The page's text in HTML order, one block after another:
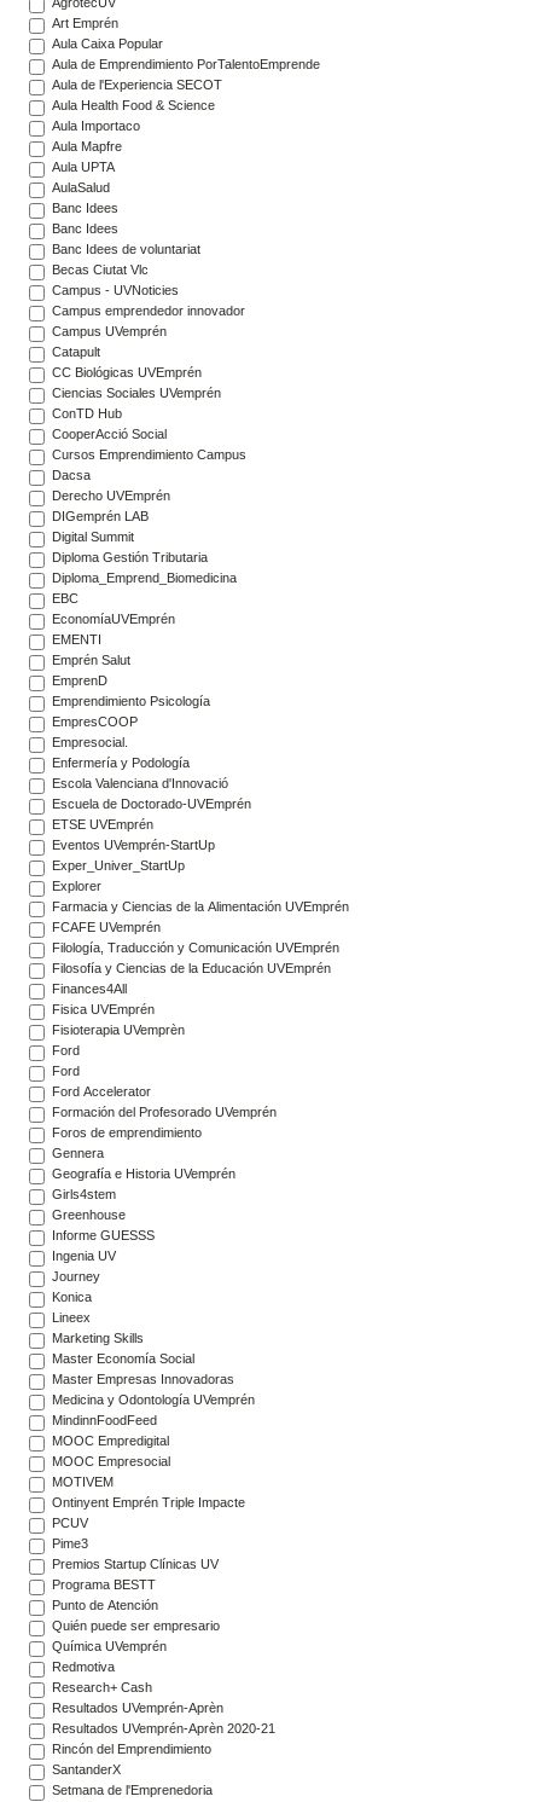
Art Emprén
Aula Caixa Popular
Aula de Emprendimiento PorTalentoEmprende
Aula de l'Experiencia SECOT
Aula Health Food & Science
Aula Importaco
Aula Mapfre
Aula UPTA
AulaSalud
Banc Idees
Banc Idees
Banc Idees de voluntariat
Becas Ciutat Vlc
Campus - UVNoticies
Campus emprendedor innovador
Campus UVemprén
Catapult
CC Biológicas UVEmprén
Ciencias Sociales UVemprén
ConTD Hub
CooperAcció Social
Cursos Emprendimiento Campus
Dacsa
Derecho UVEmprén
DIGemprén LAB
Digital Summit
Diploma Gestión Tributaria
Diploma_Emprend_Biomedicina
EBC
EconomíaUVEmprén
EMENTI
Emprén Salut
EmprenD
Emprendimiento Psicología
EmpresCOOP
Empresocial.
Enfermería y Podología
Escola Valenciana d'Innovació
Escuela de Doctorado-UVEmprén
ETSE UVEmprén
Eventos UVemprén-StartUp
Exper_Univer_StartUp
Explorer
Farmacia y Ciencias de la Alimentación UVEmprén
FCAFE UVemprén
Filología, Traducción y Comunicación UVEmprén
Filosofía y Ciencias de la Educación UVEmprén
Finances4All
Fisica UVEmprén
Fisioterapia UVemprèn
Ford
Ford
Ford Accelerator
Formación del Profesorado UVemprén
Foros de emprendimiento
Gennera
Geografía e Historia UVemprén
Girls4stem
Greenhouse
Informe GUESSS
Ingenia UV
Journey
Konica
Lineex
Marketing Skills
Master Economía Social
Master Empresas Innovadoras
Medicina y Odontología UVemprén
MindinnFoodFeed
MOOC Empredigital
MOOC Empresocial
MOTIVEM
Ontinyent Emprén Triple Impacte
PCUV
Pime3
Premios Startup Clínicas UV
Programa BESTT
Punto de Atención
Quién puede ser empresario
Química UVemprén
Redmotiva
Research+ Cash
Resultados UVemprén-Aprèn
Resultados UVemprén-Aprèn 2020-21
Rincón del Emprendimiento
SantanderX
Setmana de l'Emprenedoria